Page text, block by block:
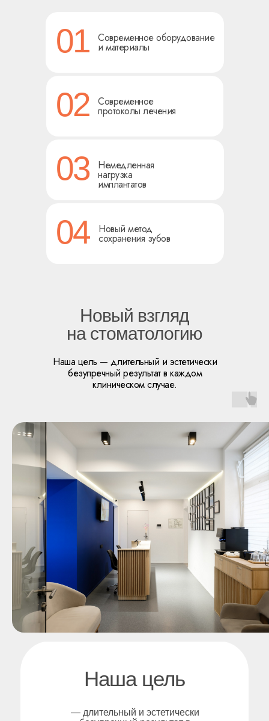
Современное оборудование
и материалы
01
02
Современное
протоколы лечения
03 Немедленная
нагрузка
имплантатов
04 Новый метод
сохранения зубов
Новый взгляд
на стоматологию
Наша цель — длительный и эстетически
безупречный результат в каждом
клиническом случае.
— длительный и эстетически
Наша цель